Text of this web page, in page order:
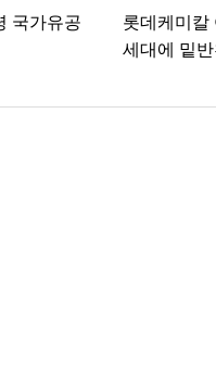
국가유공
롯데케미칼
세대에 밑